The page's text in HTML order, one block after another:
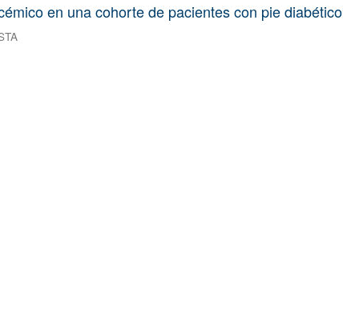
en una cohorte de pacientes con pie diabético